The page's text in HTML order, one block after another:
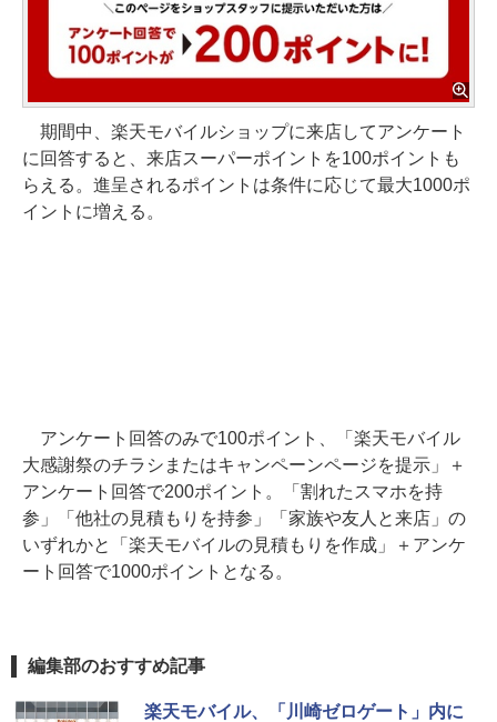
期間中、楽天モバイルショップに来店してアンケート
に回答すると、来店スーパーポイントを100ポイントも
らえる。進呈されるポイントは条件に応じて最大1000ポ
イントに増える。
アンケート回答のみで100ポイント、「楽天モバイル
大感謝祭のチラシまたはキャンペーンページを提示」＋
アンケート回答で200ポイント。「割れたスマホを持
参」「他社の見積もりを持参」「家族や友人と来店」の
いずれかと「楽天モバイルの見積もりを作成」＋アンケ
ート回答で1000ポイントとなる。
編集部のおすすめ記事
楽天モバイル、「川崎ゼロゲート」内に